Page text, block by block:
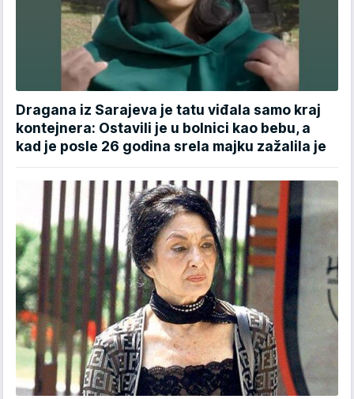
Dragana iz Sarajeva je tatu viđala samo kraj
kontejnera: Ostavili je u bolnici kao bebu, a
kad je posle 26 godina srela majku zažalila je